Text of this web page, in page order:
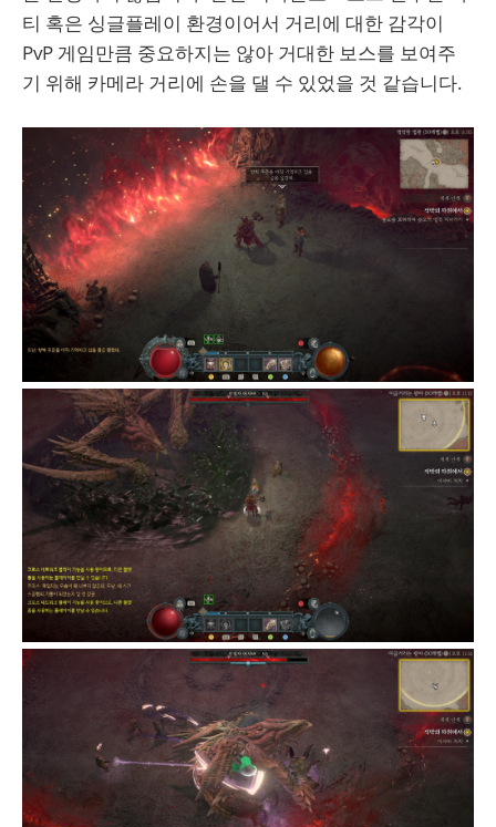
티 혹은 싱글플레이 환경이어서 거리에 대한 감각이
PvP 게임만큼 중요하지는 않아 거대한 보스를 보여주
기 위해 카메라 거리에 손을 댈 수 있었을 것 같습니다.